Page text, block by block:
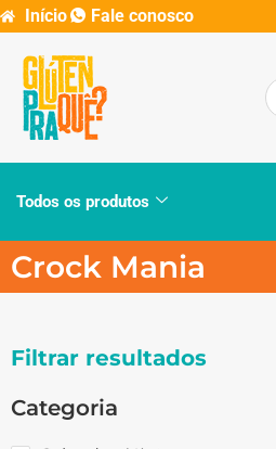
Início Fale conosco
Todos os produtos
Crock Mania
Filtrar resultados
Categoria